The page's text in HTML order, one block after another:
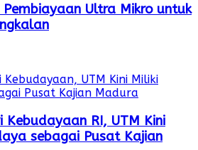
Pembiayaan Ultra Mikro untuk
Kebudayaan RI, UTM Kini
sebagai Pusat Kajian